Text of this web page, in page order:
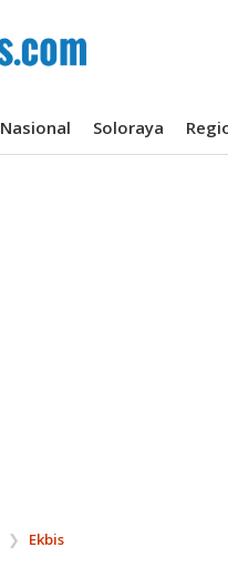
Nasional Soloraya
❯ Ekbis